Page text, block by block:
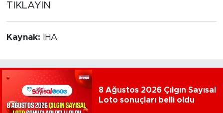
TIKLAYIN
Kaynak: İHA
8 Ağustos 2026 Çılgın Sayısal
Loto sonuçları belli oldu